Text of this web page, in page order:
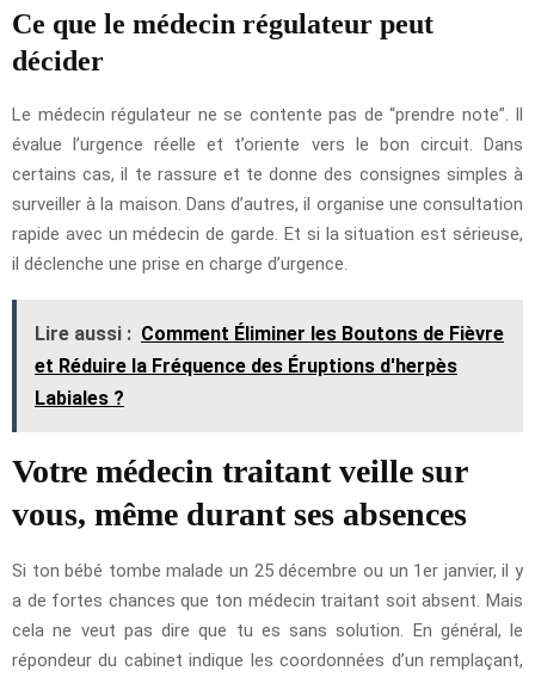
Ce que le médecin régulateur peut
décider
Le médecin régulateur ne se contente pas de “prendre note”. Il
évalue l’urgence réelle et t’oriente vers le bon circuit. Dans
certains cas, il te rassure et te donne des consignes simples à
surveiller à la maison. Dans d’autres, il organise une consultation
rapide avec un médecin de garde. Et si la situation est sérieuse,
il déclenche une prise en charge d’urgence.
Lire aussi : Comment Éliminer les Boutons de Fièvre
et Réduire la Fréquence des Éruptions d'herpès
Labiales ?
Votre médecin traitant veille sur
vous, même durant ses absences
Si ton bébé tombe malade un 25 décembre ou un 1er janvier, il y
a de fortes chances que ton médecin traitant soit absent. Mais
cela ne veut pas dire que tu es sans solution. En général, le
répondeur du cabinet indique les coordonnées d’un remplaçant,